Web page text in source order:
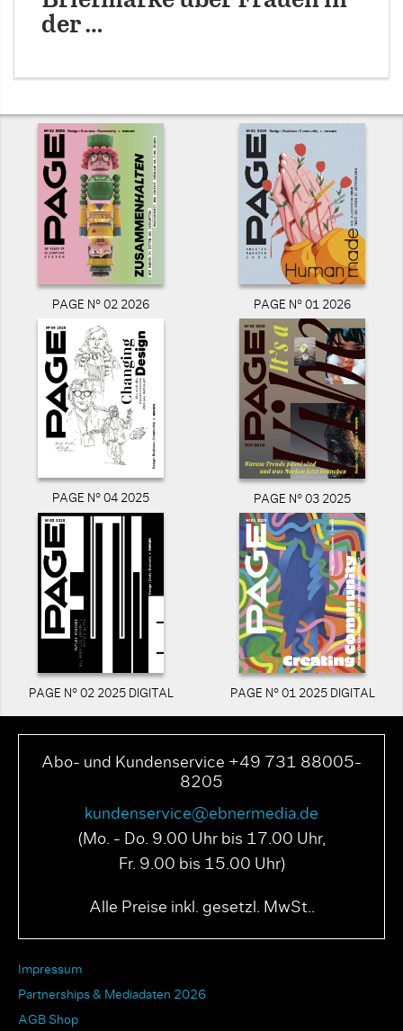
der …
PAGE N° 02 2026 PAGE N° 01 2026
PAGE N° 04 2025 PAGE N° 03 2025
PAGE N° 02 2025 DIGITAL PAGE N° 01 2025 DIGITAL
Abo- und Kundenservice +49 731 88005-
8205
kundenservice@ebnermedia.de
(Mo. - Do. 9.00 Uhr bis 17.00 Uhr,
Fr. 9.00 bis 15.00 Uhr)
Alle Preise inkl. gesetzl. MwSt..
Impressum
Partnerships & Mediadaten 2026
AGB Shop